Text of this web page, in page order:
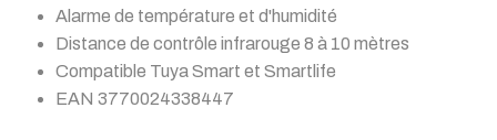
Alarme de température et d'humidité
Distance de contrôle infrarouge 8 à 10 mètres
Compatible Tuya Smart et Smartlife
EAN 3770024338447